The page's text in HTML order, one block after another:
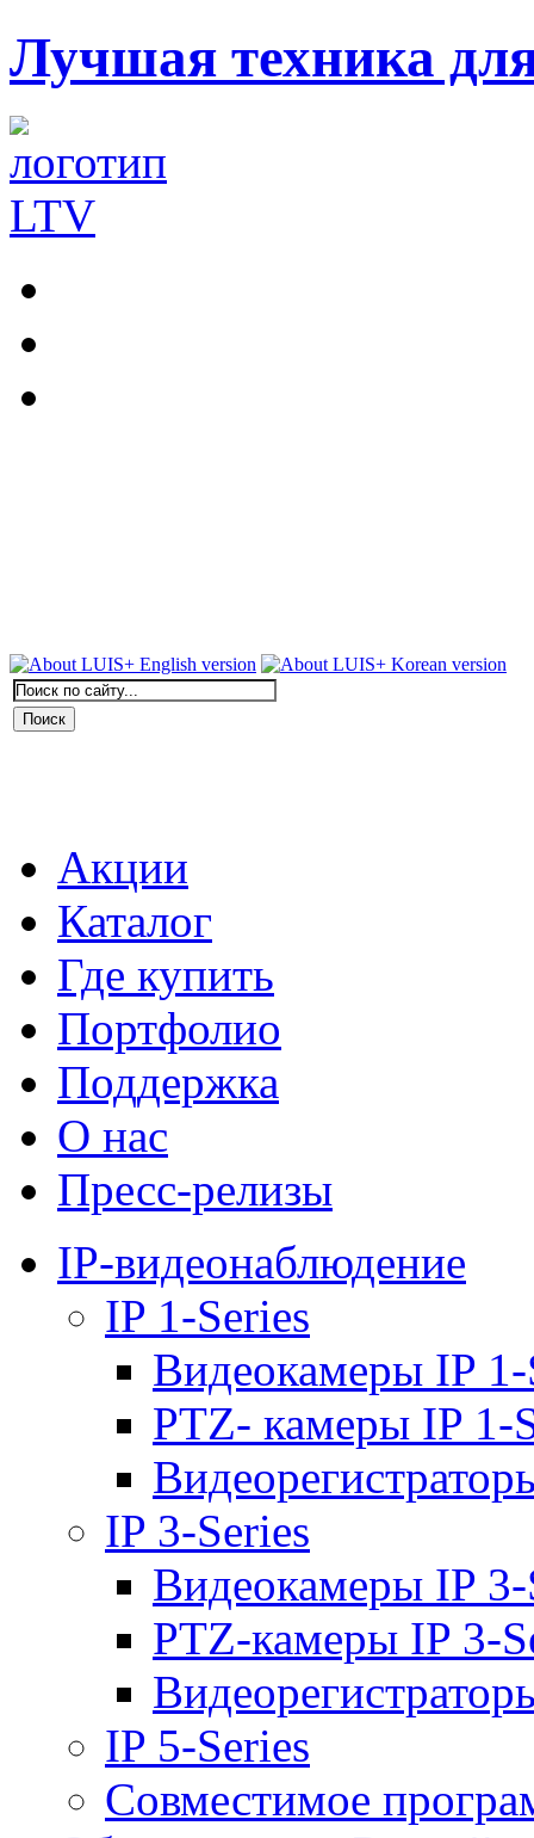
Лучшая техника
Акции
Каталог
Где купить
Портфолио
Поддержка
О нас
Пресс-релизы
IP-видеонаблюдение
IP 1-Series
Видеокамеры IP 1-
PTZ- камеры IP 1-
IP 3-Series
Видеокамеры IP 3-
PTZ-камеры IP 3-
IP 5-Series
Совместимое